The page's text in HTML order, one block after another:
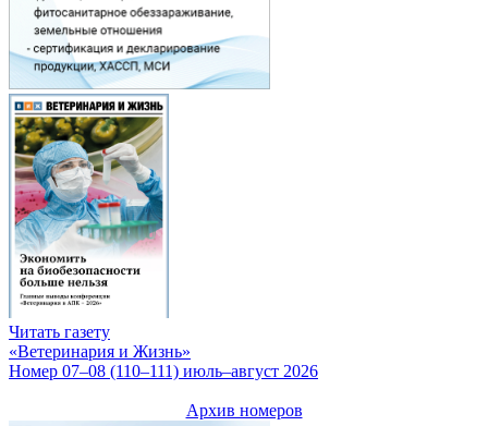
Читать газету
«Ветеринария и Жизнь»
Номер 07–08 (110–111) июль–август 2026
Архив номеров